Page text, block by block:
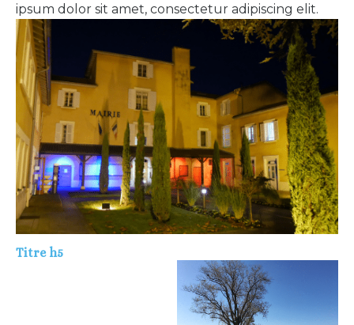
ipsum dolor sit amet, consectetur adipiscing elit.
Titre h5